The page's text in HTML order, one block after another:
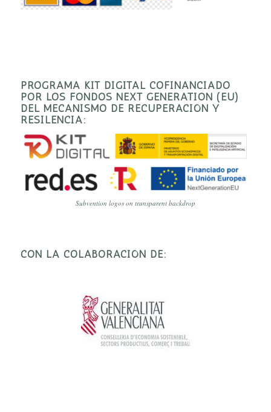
PROGRAMA KIT DIGITAL COFINANCIADO
POR LOS FONDOS NEXT GENERATION (EU)
DEL MECANISMO DE RECUPERACIÓN Y
RESILENCIA:
Subvention logos on transparent backdrop
CON LA COLABORACIÓN DE: